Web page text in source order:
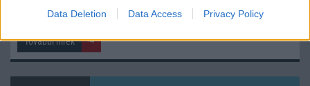
Data Deletion Data Access Privacy Policy
utolsó nagy frissítés
További hírek